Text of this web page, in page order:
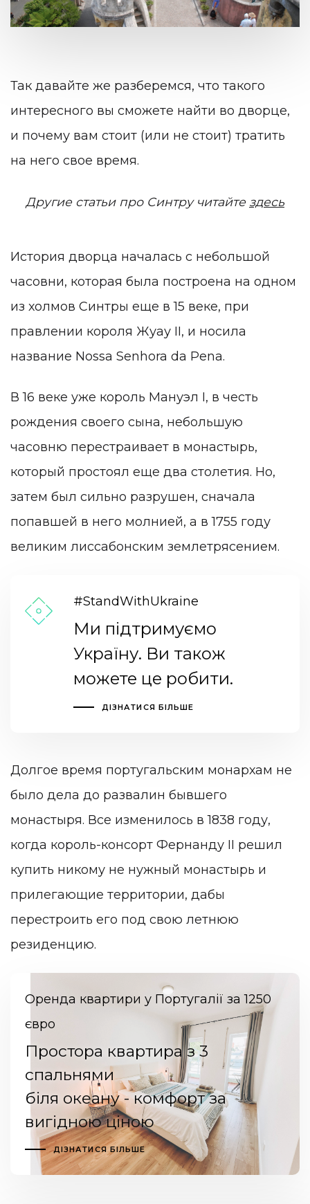
Так давайте же разберемся, что такого
интересного вы сможете найти во дворце,
и почему вам стоит (или не стоит) тратить
на него свое время.
Другие статьи про Синтру читайте здесь
История дворца началась с небольшой
часовни, которая была построена на одном
из холмов Синтры еще в 15 веке, при
правлении короля Жуау II, и носила
название Nossa Senhora da Pena.
В 16 веке уже король Мануэл I, в честь
рождения своего сына, небольшую
часовню перестраивает в монастырь,
который простоял еще два столетия. Но,
затем был сильно разрушен, сначала
попавшей в него молнией, а в 1755 году
великим лиссабонским землетрясением.
#StandWithUkraine
Ми підтримуємо
Україну. Ви також
можете це робити.
ДІЗНАТИСЯ БІЛЬШЕ
Долгое время португальским монархам не
было дела до развалин бывшего
монастыря. Все изменилось в 1838 году,
когда король-консорт Фернанду II решил
купить никому не нужный монастырь и
прилегающие территории, дабы
перестроить его под свою летнюю
резиденцию.
Оренда квартири у Португалії за 1250
євро
Простора квартира з 3
спальнями
біля океану - комфорт за
вигідною ціною
ДІЗНАТИСЯ БІЛЬШЕ